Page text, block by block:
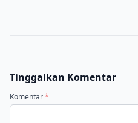
Tinggalkan Komentar
Komentar*